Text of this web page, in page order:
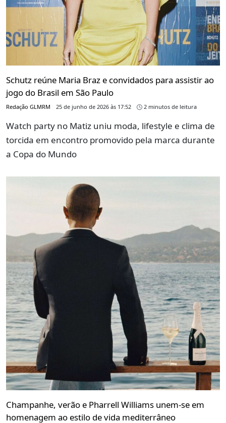
Schutz reúne Maria Braz e convidados para assistir ao
jogo do Brasil em São Paulo
Redação GLMRM 25 de junho de 2026 às 17:52 2 minutos de leitura
Watch party no Matiz uniu moda, lifestyle e clima de
torcida em encontro promovido pela marca durante
a Copa do Mundo
Champanhe, verão e Pharrell Williams unem-se em
homenagem ao estilo de vida mediterrâneo